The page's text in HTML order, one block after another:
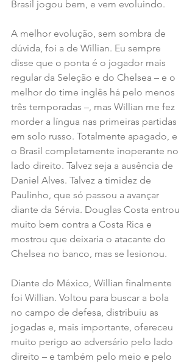
Brasil jogou bem, e vem evoluindo.
A melhor evolução, sem sombra de
dúvida, foi a de Willian. Eu sempre
disse que o ponta é o jogador mais
regular da Seleção e do Chelsea – e o
melhor do time inglês há pelo menos
três temporadas –, mas Willian me fez
morder a língua nas primeiras partidas
em solo russo. Totalmente apagado, e
o Brasil completamente inoperante no
lado direito. Talvez seja a ausência de
Daniel Alves. Talvez a timidez de
Paulinho, que só passou a avançar
diante da Sérvia. Douglas Costa entrou
muito bem contra a Costa Rica e
mostrou que deixaria o atacante do
Chelsea no banco, mas se lesionou.
Diante do México, Willian finalmente
foi Willian. Voltou para buscar a bola
no campo de defesa, distribuiu as
jogadas e, mais importante, ofereceu
muito perigo ao adversário pelo lado
direito – e também pelo meio e pelo